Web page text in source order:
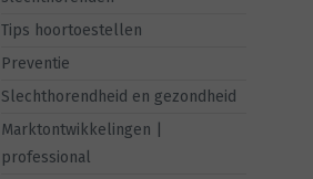
Tips hoortoestellen
Preventie
Slechthorendheid en gezondheid
Marktontwikkelingen |
professional